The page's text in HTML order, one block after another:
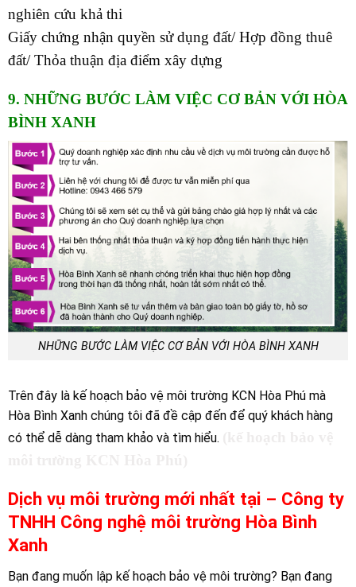
nghiên cứu khả thi
Giấy chứng nhận quyền sử dụng đất/ Hợp đồng thuê
đất/ Thỏa thuận địa điểm xây dựng
9. NHỮNG BƯỚC LÀM VIỆC CƠ BẢN VỚI HÒA
BÌNH XANH
NHỮNG BƯỚC LÀM VIỆC CƠ BẢN VỚI HÒA BÌNH XANH
Trên đây là kế hoạch bảo vệ môi trường KCN Hòa Phú mà
Hòa Bình Xanh chúng tôi đã đề cập đến để quý khách hàng
có thể dễ dàng tham khảo và tìm hiểu.
Dịch vụ môi trường mới nhất tại – Công ty
TNHH Công nghệ môi trường Hòa Bình
Xanh
Bạn đang muốn lập kế hoạch bảo vệ môi trường? Bạn đang